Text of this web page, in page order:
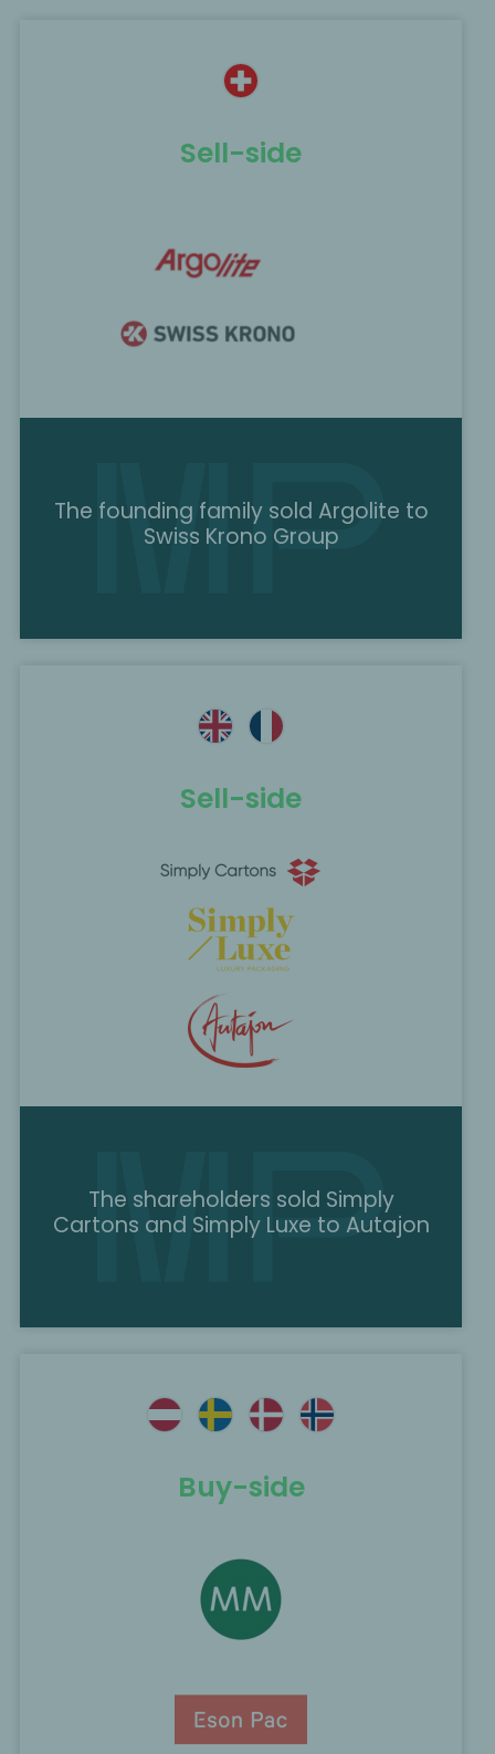
Sell-side
The founding family sold Argolite to
Swiss Krono Group
Sell-side
The shareholders sold Simply
Cartons and Simply Luxe to Autajon
Buy-side